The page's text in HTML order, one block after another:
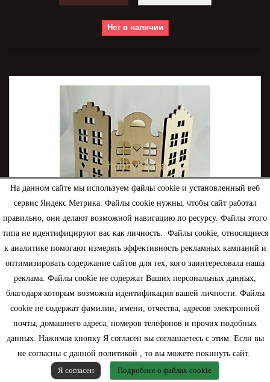
На данном сайте мы используем файлы cookie и установленный веб
сервис Яндекс Метрика. Файлы cookie нужны, чтобы сайт работал
правильно, они делают возможной навигацию по ресурсу. Файлы этого
типа не идентифицируют вас как личность. Файлы cookie, относящиеся
к аналитике помогают измерять эффективность рекламных кампаний и
оптимизировать содержание сайтов для тех, кого заинтересовала наша
реклама. Файлы cookie не содержат Ваших персональных данных,
благодаря которым возможна идентификация вашей личности. Файлы
cookie не содержат фамилии, имени, отчества, адресов электронной
почты, домашнего адреса, номеров телефонов и прочих подобных
данных. Нажимая кнопку Я согласен вы соглашаетесь с этим. Если вы
не согласны с данной политикой , то вы можете покинуть сайт.
Я согласен
Подробнее о файлах cookie
Нет в наличии
Ширма Голландский домик ( для свечей и...
250,00 руб.
В корзину подробнее
Нет в наличии